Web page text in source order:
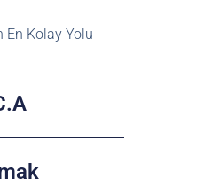
En Kolay Yolu